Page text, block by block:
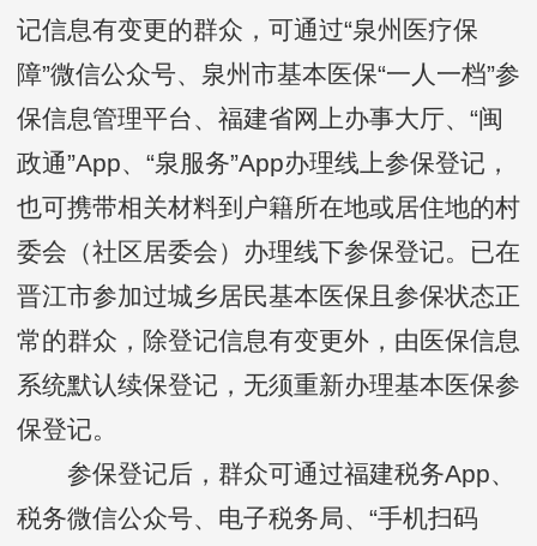
记信息有变更的群众，可通过“泉州医疗保
障”微信公众号、泉州市基本医保“一人一档”参
保信息管理平台、福建省网上办事大厅、“闽
政通”App、“泉服务”App办理线上参保登记，
也可携带相关材料到户籍所在地或居住地的村
委会（社区居委会）办理线下参保登记。已在
晋江市参加过城乡居民基本医保且参保状态正
常的群众，除登记信息有变更外，由医保信息
系统默认续保登记，无须重新办理基本医保参
保登记。
参保登记后，群众可通过福建税务App、
税务微信公众号、电子税务局、“手机扫码